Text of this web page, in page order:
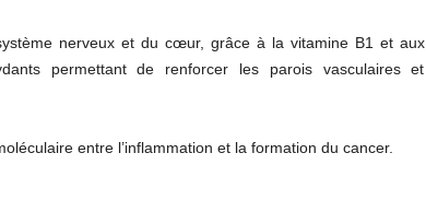
nerveux et du cœur, grâce à la vitamine B1 et aux
permettant de renforcer les parois vasculaires et
entre l’inflammation et la formation du cancer.